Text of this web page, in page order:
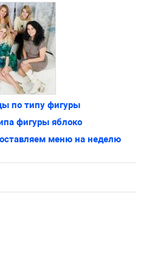
по типу фигуры
фигуры яблоко
меню на неделю